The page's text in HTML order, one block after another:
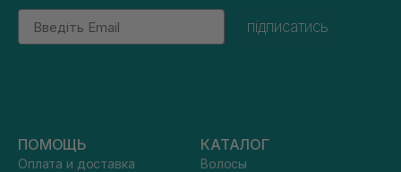
Email
підписатись
ПОМОЩЬ
Оплата и доставка
КАТАЛОГ
Волосы